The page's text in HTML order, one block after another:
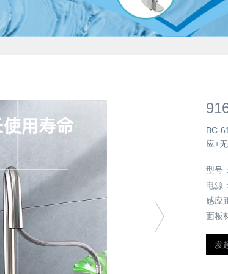
BC-
应+
型号：
电源：
感应
面板
发